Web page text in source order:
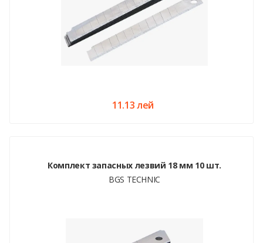
11.13 лей
Комплект запасных лезвий 18 мм 10 шт.
BGS TECHNIC